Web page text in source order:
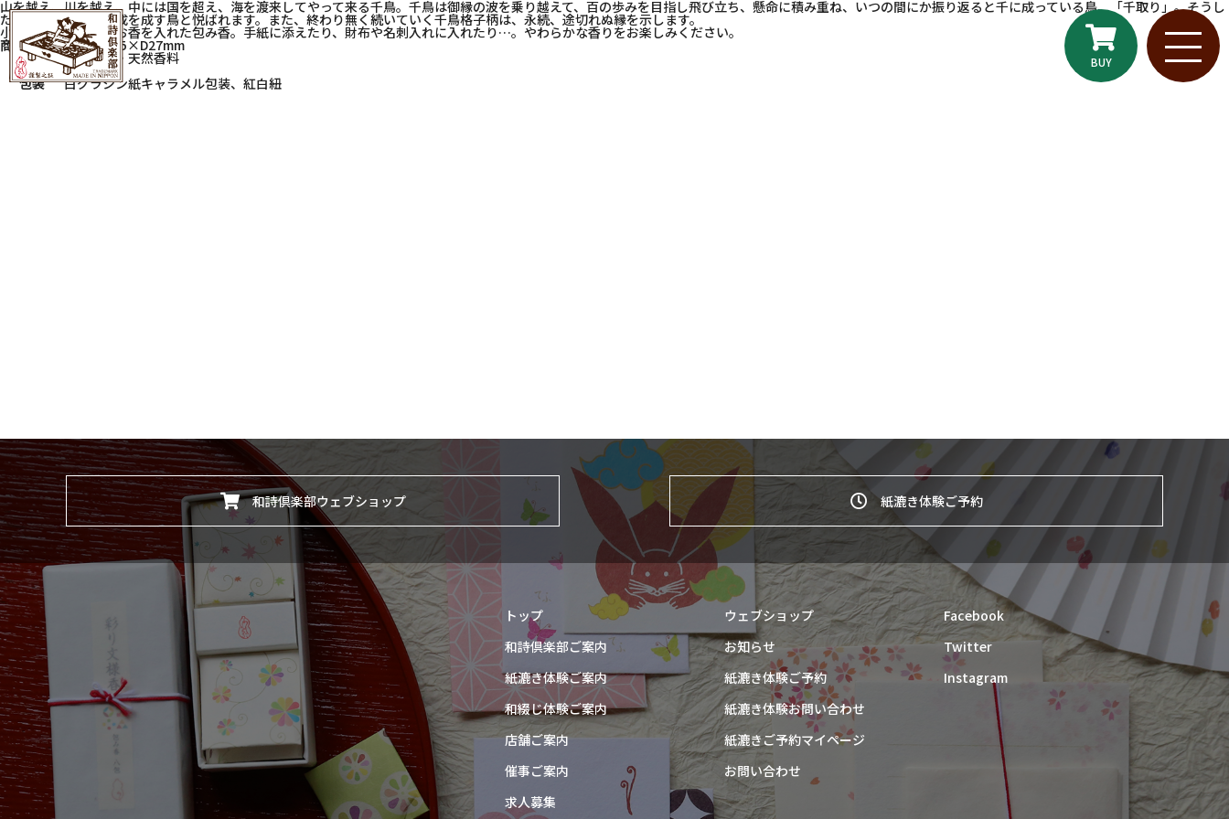
BUY
山を越え、川を越え、中には国を超え、海を渡来してやって来る千鳥。千鳥は御縁の波を乗り越えて、百の歩みを目指し飛び立ち、懸命に積み重ね、いつの間にか振り返ると千に成っている鳥、「千取り」。そうし
た処から、円満、達成を成す鳥と悦ばれます。また、終わり無く続いていく千鳥格子柄は、永続、途切れぬ縁を示します。
小さな包みに天然のお香を入れた包み香。手紙に添えたり、財布や名刺入れに入れたり…。やわらかな香りをお楽しみください。
商品サイズW35×H85×D27mm
素材 美濃和紙・天然香料
入数 8包入
包装 白グラシン紙キャラメル包装、紅白紐
和詩倶楽部ウェブショップ 紙漉き体験ご予約
トップ
和詩倶楽部ご案内
紙漉き体験ご案内
和綴じ体験ご案内
店舗ご案内
催事ご案内
求人募集
ウェブショップ
お知らせ
紙漉き体験ご予約
紙漉き体験お問い合わせ
紙漉きご予約マイページ
お問い合わせ
Facebook
Twitter
Instagram